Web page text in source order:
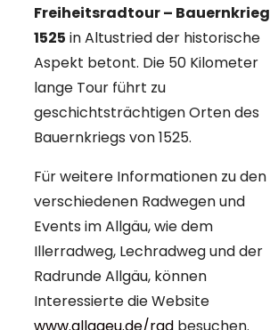
Freiheitsradtour – Bauernkrieg
1525 in Altustried der historische
Aspekt betont. Die 50 Kilometer
lange Tour führt zu
geschichtsträchtigen Orten des
Bauernkriegs von 1525.
Für weitere Informationen zu den
verschiedenen Radwegen und
Events im Allgäu, wie dem
Illerradweg, Lechradweg und der
Radrunde Allgäu, können
Interessierte die Website